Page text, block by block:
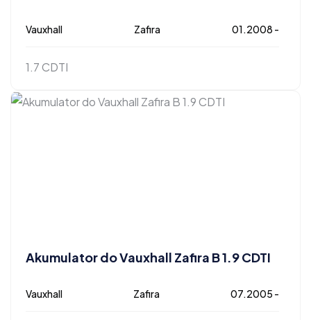
Vauxhall Zafira 01.2008 -
1.7 CDTI
Akumulator do Vauxhall Zafira B 1.9 CDTI
Vauxhall Zafira 07.2005 -